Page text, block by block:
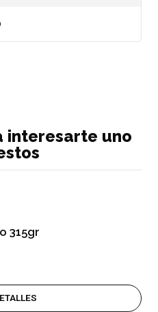
interesarte uno
315gr